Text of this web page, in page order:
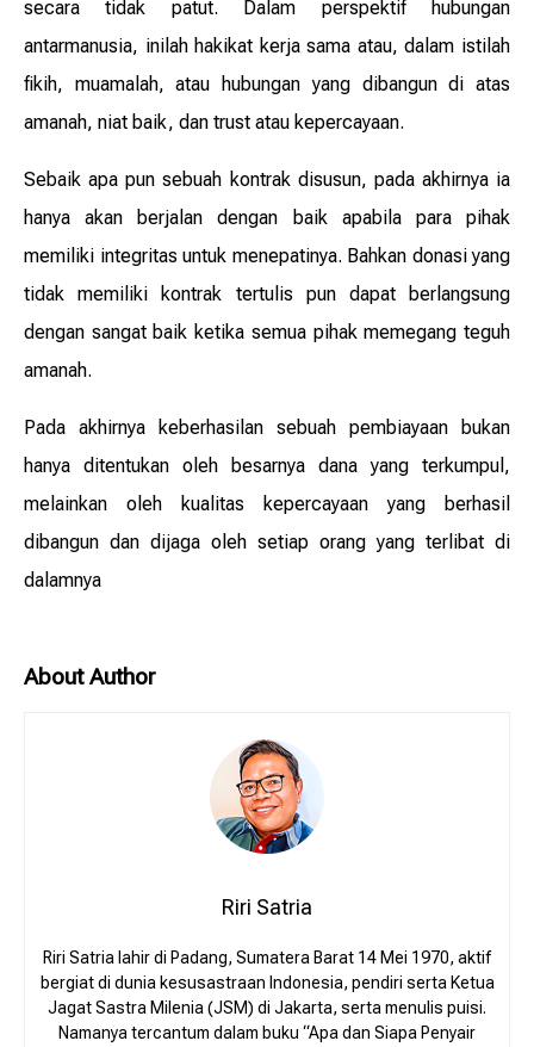
secara tidak patut. Dalam perspektif hubungan
antarmanusia, inilah hakikat kerja sama atau, dalam istilah
fikih, muamalah, atau hubungan yang dibangun di atas
amanah, niat baik, dan trust atau kepercayaan.
Sebaik apa pun sebuah kontrak disusun, pada akhirnya ia
hanya akan berjalan dengan baik apabila para pihak
memiliki integritas untuk menepatinya. Bahkan donasi yang
tidak memiliki kontrak tertulis pun dapat berlangsung
dengan sangat baik ketika semua pihak memegang teguh
amanah.
Pada akhirnya keberhasilan sebuah pembiayaan bukan
hanya ditentukan oleh besarnya dana yang terkumpul,
melainkan oleh kualitas kepercayaan yang berhasil
dibangun dan dijaga oleh setiap orang yang terlibat di
dalamnya
About Author
Riri Satria
Riri Satria lahir di Padang, Sumatera Barat 14 Mei 1970, aktif
bergiat di dunia kesusastraan Indonesia, pendiri serta Ketua
Jagat Sastra Milenia (JSM) di Jakarta, serta menulis puisi.
Namanya tercantum dalam buku “Apa dan Siapa Penyair